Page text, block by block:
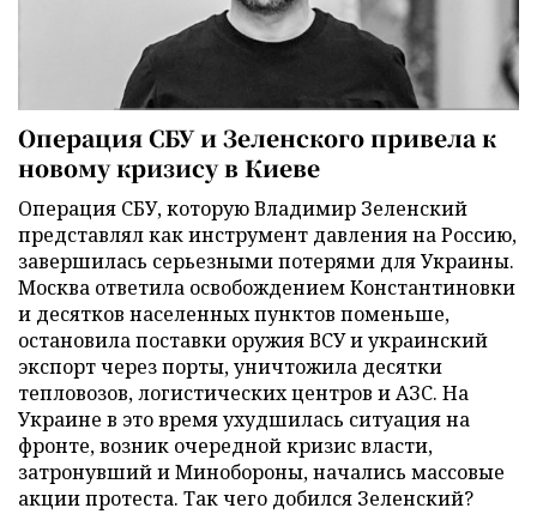
Операция СБУ и Зеленского привела к
новому кризису в Киеве
Операция СБУ, которую Владимир Зеленский
представлял как инструмент давления на Россию,
завершилась серьезными потерями для Украины.
Москва ответила освобождением Константиновки
и десятков населенных пунктов поменьше,
остановила поставки оружия ВСУ и украинский
экспорт через порты, уничтожила десятки
тепловозов, логистических центров и АЗС. На
Украине в это время ухудшилась ситуация на
фронте, возник очередной кризис власти,
затронувший и Минобороны, начались массовые
акции протеста. Так чего добился Зеленский?